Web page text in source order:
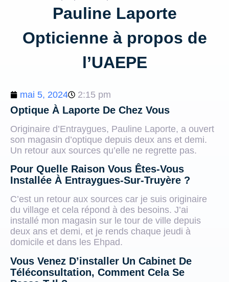
Pauline Laporte
Opticienne à propos de
l’UAEPE
mai 5, 2024 2:15 pm
Optique À Laporte De Chez Vous
Originaire d’Entraygues, Pauline Laporte, a ouvert
son magasin d’optique depuis deux ans et demi.
Un retour aux sources qu’elle ne regrette pas.
Pour Quelle Raison Vous Êtes-Vous
Installée À Entraygues-Sur-Truyère ?
C’est un retour aux sources car je suis originaire
du village et cela répond à des besoins. J’ai
installé mon magasin sur le tour de ville depuis
deux ans et demi, et je rends chaque jeudi à
domicile et dans les Ehpad.
Vous Venez D’installer Un Cabinet De
Téléconsultation, Comment Cela Se